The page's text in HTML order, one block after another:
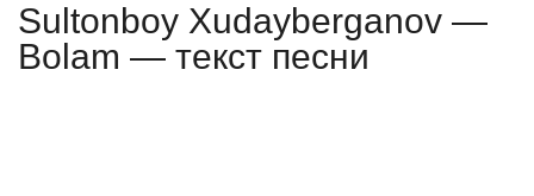
Sultonboy Xudayberganov —
Bolam — текст песни